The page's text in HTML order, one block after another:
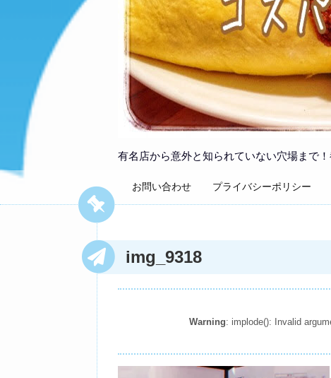
有名店から意外と知られていない穴場まで
お問い合わせ プライバシーポリシー
img_9318
Warning: implode(): Invalid